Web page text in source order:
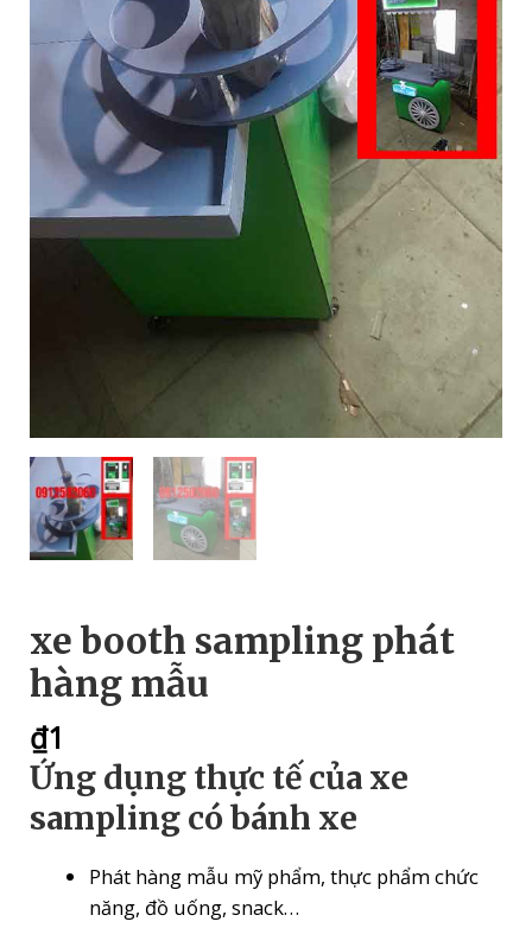
xe booth sampling phát
hàng mẫu
₫1
Ứng dụng thực tế của xe
sampling có bánh xe
Phát hàng mẫu mỹ phẩm, thực phẩm chức
năng, đồ uống, snack…